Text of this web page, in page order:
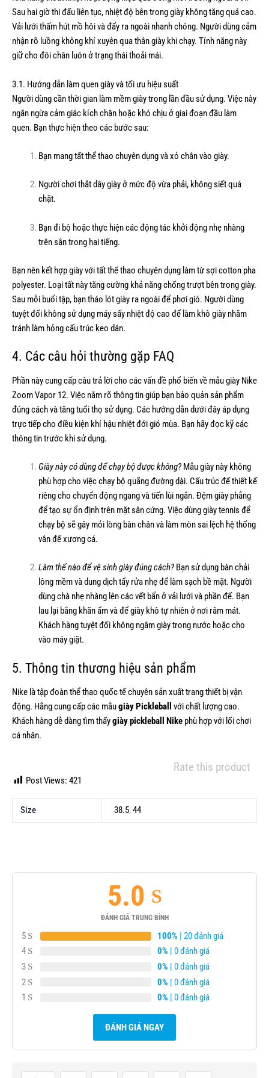
Sau hai giờ thi đấu liên tục, nhiệt độ bên trong giày không tăng quá cao.
Vải lưới thấm hút mồ hôi và đẩy ra ngoài nhanh chóng. Người dùng cảm
nhận rõ luồng không khí xuyên qua thân giày khi chạy. Tính năng này
giữ cho đôi chân luôn ở trạng thái thoải mái.
3.1. Hướng dẫn làm quen giày và tối ưu hiệu suất
Người dùng cần thời gian làm mềm giày trong lần đầu sử dụng. Việc này
ngăn ngừa cảm giác kích chân hoặc khó chịu ở giai đoạn đầu làm
quen. Bạn thực hiện theo các bước sau:
Bạn mang tất thể thao chuyên dụng và xỏ chân vào giày.
Người chơi thắt dây giày ở mức độ vừa phải, không siết quá
chặt.
Bạn đi bộ hoặc thực hiện các động tác khởi động nhẹ nhàng
trên sân trong hai tiếng.
Bạn nên kết hợp giày với tất thể thao chuyên dụng làm từ sợi cotton pha
polyester. Loại tất này tăng cường khả năng chống trượt bên trong giày.
Sau mỗi buổi tập, bạn tháo lót giày ra ngoài để phơi gió. Người dùng
tuyệt đối không sử dụng máy sấy nhiệt độ cao để làm khô giày nhằm
tránh làm hỏng cấu trúc keo dán.
4. Các câu hỏi thường gặp FAQ
Phần này cung cấp câu trả lời cho các vấn đề phổ biến về mẫu giày Nike
Zoom Vapor 12. Việc nắm rõ thông tin giúp bạn bảo quản sản phẩm
đúng cách và tăng tuổi thọ sử dụng. Các hướng dẫn dưới đây áp dụng
trực tiếp cho điều kiện khí hậu nhiệt đới gió mùa. Bạn hãy đọc kỹ các
thông tin trước khi sử dụng.
Giày này có dùng để chạy bộ được không?Mẫu giày này không
phù hợp cho việc chạy bộ quãng đường dài. Cấu trúc đế thiết kế
riêng cho chuyển động ngang và tiến lùi ngắn. Đệm giày phẳng
để tạo sự ổn định trên mặt sân cứng. Việc dùng giày tennis để
chạy bộ sẽ gây mỏi lòng bàn chân và làm mòn sai lệch hệ thống
vân đế xương cá.
Làm thế nào để vệ sinh giày đúng cách?Bạn sử dụng bàn chải
lông mềm và dung dịch tẩy rửa nhẹ để làm sạch bề mặt. Người
dùng chà nhẹ nhàng lên các vết bẩn ở vải lưới và phần đế. Bạn
lau lại bằng khăn ẩm và để giày khô tự nhiên ở nơi râm mát.
Khách hàng tuyệt đối không ngâm giày trong nước hoặc cho
vào máy giặt.
5. Thông tin thương hiệu sản phẩm
Nike là tập đoàn thể thao quốc tế chuyên sản xuất trang thiết bị vận
động. Hãng cung cấp các mẫugiày Pickleball
với chất lượng cao.
Khách hàng dễ dàng tìm thấygiày pickleball Nike phù hợp với lối chơi
cá nhân.
Rate this product
Post Views: 421
Size 38.5,44
5.0
ĐÁNH GIÁ TRUNG BÌNH
5 100% | 20 đánh giá
4
0% | 0 đánh giá
3
0% | 0 đánh giá
2
0% | 0 đánh giá
1
0% | 0 đánh giá
ĐÁNH GIÁ NGAY